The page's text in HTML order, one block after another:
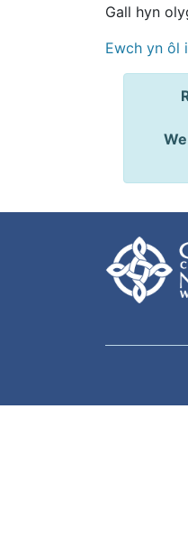
Gall hyn
Ewch yn ôl